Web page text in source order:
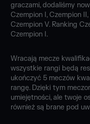
graczami, dodaliśmy
Czempion I, Czempion
Czempion V. Ranking
Czempion I.
Wracają mecze
wszystkie rangi będą
ukończyć 5 meczów
rangę. Dzięki tym
umiejętności, ale twoje
również są brane pod